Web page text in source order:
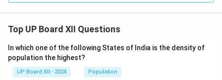
Top UP Board XII Questions
In which one of the following States of India is the density of
population the highest?
UP Board XII - 2024 Population